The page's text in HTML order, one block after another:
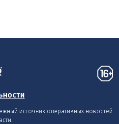
источник оперативных новостей